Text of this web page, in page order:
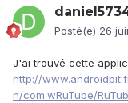
Posté(e) 26
J'ai trouvé cette
http://
n/com.wRuTube/